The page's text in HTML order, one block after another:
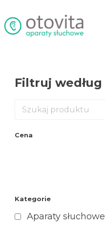
treści
Filtruj według
Cena
Kategorie
Aparaty słuchowe